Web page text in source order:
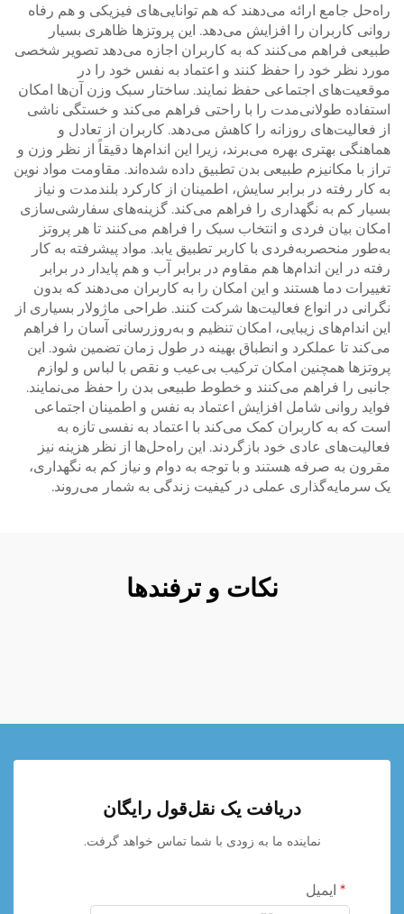
راه‌حل جامع ارائه می‌دهند که هم توانایی‌های فیزیکی و هم رفاه
روانی کاربران را افزایش می‌دهد. این پروتزها ظاهری بسیار
طبیعی فراهم می‌کنند که به کاربران اجازه می‌دهد تصویر شخصی
مورد نظر خود را حفظ کنند و اعتماد به نفس خود را در
موقعیت‌های اجتماعی حفظ نمایند. ساختار سبک وزن آن‌ها امکان
استفاده طولانی‌مدت را با راحتی فراهم می‌کند و خستگی ناشی
از فعالیت‌های روزانه را کاهش می‌دهد. کاربران از تعادل و
هماهنگی بهتری بهره می‌برند، زیرا این اندام‌ها دقیقاً از نظر وزن و
تراز با مکانیزم طبیعی بدن تطبیق داده شده‌اند. مقاومت مواد نوین
به کار رفته در برابر سایش، اطمینان از کارکرد بلندمدت و نیاز
بسیار کم به نگهداری را فراهم می‌کند. گزینه‌های سفارشی‌سازی
امکان بیان فردی و انتخاب سبک را فراهم می‌کنند تا هر پروتز
به‌طور منحصربه‌فردی با کاربر تطبیق یابد. مواد پیشرفته به کار
رفته در این اندام‌ها هم مقاوم در برابر آب و هم پایدار در برابر
تغییرات دما هستند و این امکان را به کاربران می‌دهند که بدون
نگرانی در انواع فعالیت‌ها شرکت کنند. طراحی ماژولار بسیاری از
این اندام‌های زیبایی، امکان تنظیم و به‌روزرسانی آسان را فراهم
می‌کند تا عملکرد و انطباق بهینه در طول زمان تضمین شود. این
پروتزها همچنین امکان ترکیب بی‌عیب و نقص با لباس و لوازم
جانبی را فراهم می‌کنند و خطوط طبیعی بدن را حفظ می‌نمایند.
فواید روانی شامل افزایش اعتماد به نفس و اطمینان اجتماعی
است که به کاربران کمک می‌کند با اعتماد به نفسی تازه به
فعالیت‌های عادی خود بازگردند. این راه‌حل‌ها از نظر هزینه نیز
مقرون به صرفه هستند و با توجه به دوام و نیاز کم به نگهداری،
یک سرمایه‌گذاری عملی در کیفیت زندگی به شمار می‌روند.
نکات و ترفندها
دریافت یک نقل‌قول رایگان
نماینده ما به زودی با شما تماس خواهد گرفت.
ایمیل